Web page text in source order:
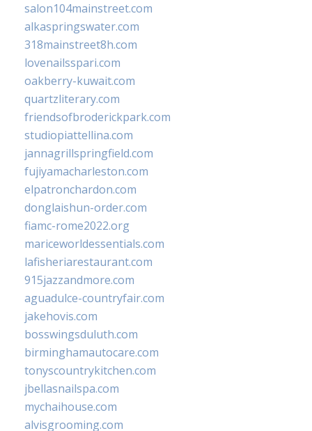
salon104mainstreet.com
alkaspringswater.com
318mainstreet8h.com
lovenailsspari.com
oakberry-kuwait.com
quartzliterary.com
friendsofbroderickpark.com
studiopiattellina.com
jannagrillspringfield.com
fujiyamacharleston.com
elpatronchardon.com
donglaishun-order.com
fiamc-rome2022.org
mariceworldessentials.com
lafisheriarestaurant.com
915jazzandmore.com
aguadulce-countryfair.com
jakehovis.com
bosswingsduluth.com
birminghamautocare.com
tonyscountrykitchen.com
jbellasnailspa.com
mychaihouse.com
alvisgrooming.com